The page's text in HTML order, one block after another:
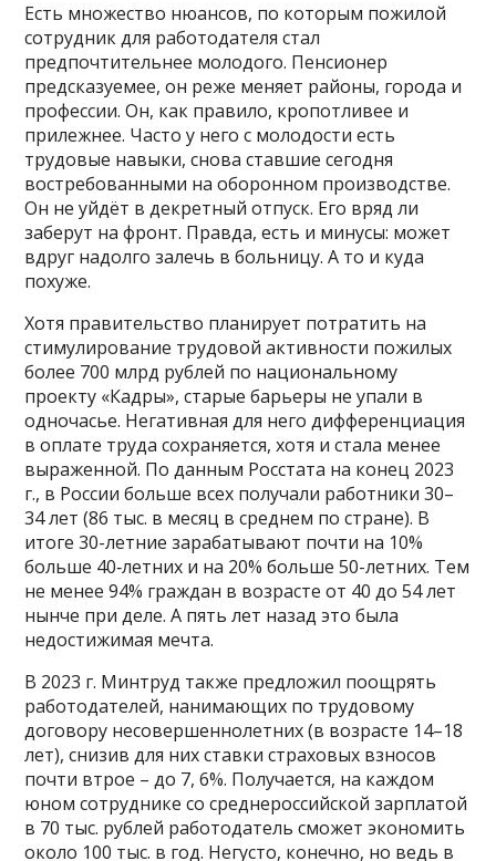
Есть множество нюансов, по которым пожилой
сотрудник для работодателя стал
предпочтительнее молодого. Пенсионер
предсказуемее, он реже меняет районы, города и
профессии. Он, как правило, кропотливее и
прилежнее. Часто у него с молодости есть
трудовые навыки, снова ставшие сегодня
востребованными на оборонном производстве.
Он не уйдёт в декретный отпуск. Его вряд ли
заберут на фронт. Правда, есть и минусы: может
вдруг надолго залечь в больницу. А то и куда
похуже.
Хотя правительство планирует потратить на
стимулирование трудовой активности пожилых
более 700 млрд рублей по национальному
проекту «Кадры», старые барьеры не упали в
одночасье. Негативная для него дифференциация
в оплате труда сохраняется, хотя и стала менее
выраженной. По данным Росстата на конец 2023
г., в России больше всех получали работники 30–
34 лет (86 тыс. в месяц в среднем по стране). В
итоге 30-летние зарабатывают почти на 10%
больше 40‑летних и на 20% больше 50-летних. Тем
не менее 94% граждан в возрасте от 40 до 54 лет
нынче при деле. А пять лет назад это была
недостижимая мечта.
В 2023 г. Минтруд также предложил поощрять
работодателей, нанимающих по трудовому
договору несовершеннолетних (в возрасте 14–18
лет), снизив для них ставки страховых взносов
почти втрое – до 7, 6%. Получается, на каждом
юном сотруднике со среднероссийской зарплатой
в 70 тыс. рублей работодатель сможет экономить
около 100 тыс. в год. Негусто, конечно, но ведь в